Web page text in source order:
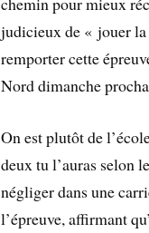
judicieux de « jouer la
remporter cette
Nord dimanche
On est plutôt de
deux tu l’auras selon
négliger dans une
l’épreuve, affirmant